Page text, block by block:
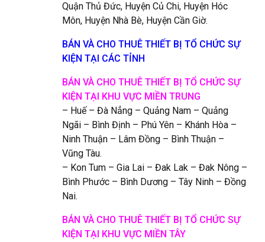
Quận Thủ Đức, Huyện Củ Chi, Huyện Hóc
Môn, Huyện Nhà Bè, Huyện Cần Giờ.
BÁN VÀ CHO THUÊ THIẾT BỊ TỔ CHỨC SỰ
KIỆN TẠI CÁC TỈNH
BÁN VÀ CHO THUÊ THIẾT BỊ TỔ CHỨC SỰ
KIỆN TẠI KHU VỰC MIỀN TRUNG
– Huế – Đà Nẳng – Quảng Nam – Quảng
Ngãi – Bình Định – Phú Yên – Khánh Hòa –
Ninh Thuận – Lâm Đồng – Bình Thuận –
Vũng Tàu.
– Kon Tum – Gia Lai – Đak Lak – Đak Nông –
Bình Phước – Bình Dương – Tây Ninh – Đồng
Nai.
BÁN VÀ CHO THUÊ THIẾT BỊ TỔ CHỨC SỰ
KIỆN TẠI KHU VỰC MIỀN TÂY